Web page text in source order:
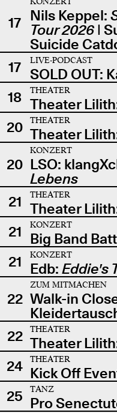
17 Nils Keppel:
Tour 2026|
Suicide
17
LIVE-PODCAST
SOLD OUT:
18
THEATER
Theater
20
THEATER
Theater
20
KONZERT
LSO:
Lebens
21
THEATER
Theater
21
KONZERT
Big Band
21
KONZERT
Edb: Eddie's
22
ZUM MITMACHEN
Walk-in
22
THEATER
Theater
24
THEATER
Kick Off
25
TANZ
Pro